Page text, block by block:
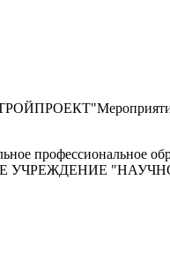
профессиональное
УЧРЕЖДЕНИЕ